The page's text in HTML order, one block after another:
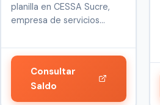
planilla en CESSA Sucre,
empresa de servicios
Consultar
Saldo